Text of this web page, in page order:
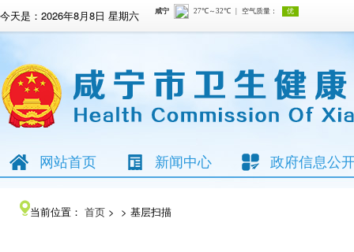
今天是： 2026年8月8日 星期六
网站首页 新闻中心 政府信息公
当前位置： 首页 > > 基层扫描